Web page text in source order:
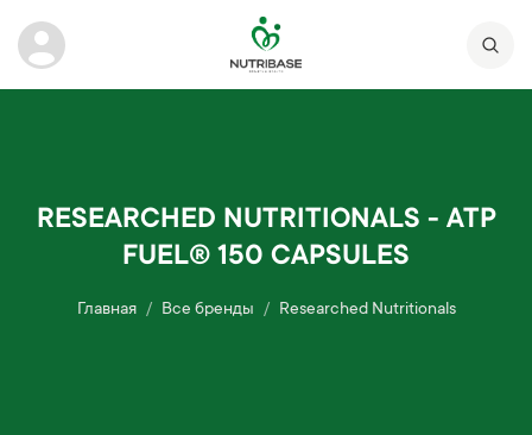
RESEARCHED NUTRITIONALS - ATP
FUEL® 150 CAPSULES
Главная Все бренды Researched Nutritionals